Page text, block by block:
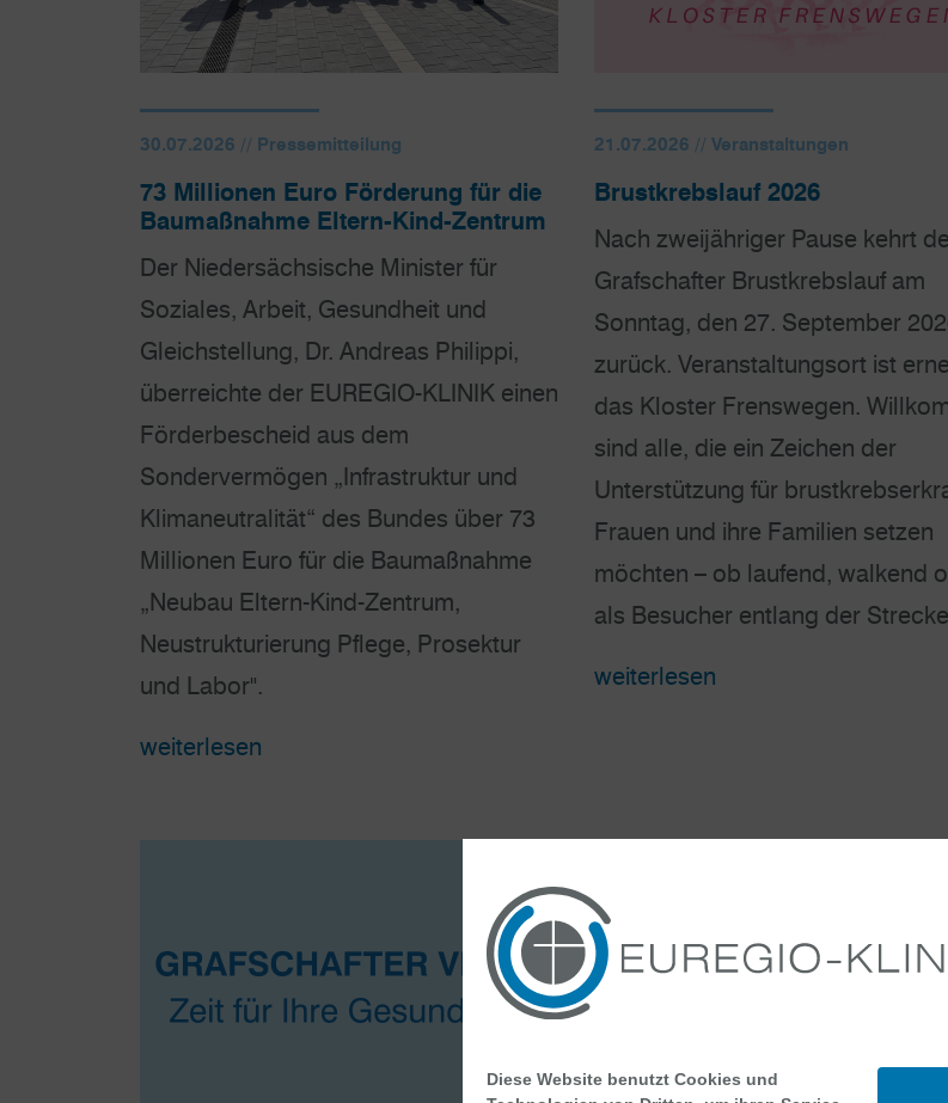
30.07.2026 // Pressemitteilung
73 Millionen Euro Förderung für die
Baumaßnahme Eltern-Kind-Zentrum
Der Niedersächsische Minister für
Soziales, Arbeit, Gesundheit und
Gleichstellung, Dr. Andreas Philippi,
überreichte der EUREGIO-KLINIK einen
Förderbescheid aus dem
Sondervermögen „Infrastruktur und
Klimaneutralität“ des Bundes über 73
Millionen Euro für die Baumaßnahme
„Neubau Eltern-Kind-Zentrum,
Neustrukturierung Pflege, Prosektur
und Labor".
weiterlesen
21.07.2026 // Veranstaltungen
Brustkrebslauf 2026
Nach zweijähriger Pause kehrt
Grafschafter Brustkrebslauf am
Sonntag, den 27. September
zurück. Veranstaltungsort ist
das Kloster Frenswegen.
sind alle, die ein Zeichen der
Unterstützung für
Frauen und ihre Familien setzen
möchten – ob laufend, walkend
als Besucher entlang der
weiterlesen
Diese Website benutzt Cookies und